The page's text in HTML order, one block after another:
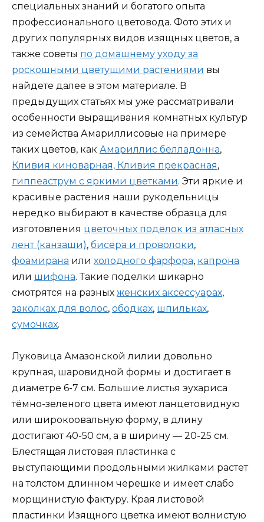
специальных знаний и богатого опыта
профессионального цветовода. Фото этих и
других популярных видов изящных цветов, а
также советы по домашнему уходу за
роскошными цветущими растениями вы
найдете далее в этом материале. В
предыдущих статьях мы уже рассматривали
особенности выращивания комнатных культур
из семейства Амариллисовые на примере
таких цветов, как Амариллис белладонна,
Кливия киноварная, Кливия прекрасная,
гиппеаструм с яркими цветками. Эти яркие и
красивые растения наши рукодельницы
нередко выбирают в качестве образца для
изготовления цветочных поделок из атласных
лент (канзаши), бисера и проволоки,
фоамирана или холодного фарфора, капрона
или шифона. Такие поделки шикарно
смотрятся на разных женских аксессуарах,
заколках для волос, ободках, шпильках,
сумочках.
Луковица Амазонской лилии довольно
крупная, шаровидной формы и достигает в
диаметре 6-7 см. Большие листья эухариса
тёмно-зеленого цвета имеют ланцетовидную
или широкоовальную форму, в длину
достигают 40-50 см, а в ширину — 20-25 см.
Блестящая листовая пластинка с
выступающими продольными жилками растет
на толстом длинном черешке и имеет слабо
морщинистую фактуру. Края листовой
пластинки Изящного цветка имеют волнистую